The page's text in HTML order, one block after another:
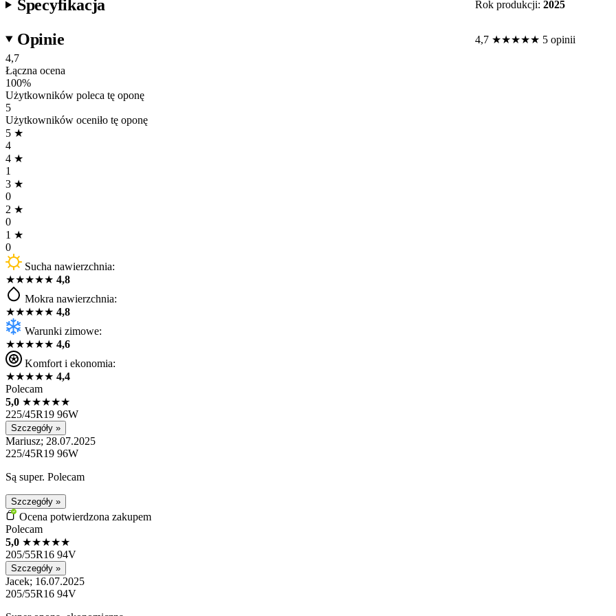
Specyfikacja Rok produkcji: 2025
Opinie 4,7 ★★★★★ 5 opinii
4,7
Łączna ocena
100%
Użytkowników poleca tę oponę
5
Użytkowników oceniło tę oponę
5 ★
4
4 ★
1
3 ★
0
2 ★
0
1 ★
0
Sucha nawierzchnia:
★★★★★ 4,8
Mokra nawierzchnia:
★★★★★ 4,8
Warunki zimowe:
★★★★★ 4,6
Komfort i ekonomia:
★★★★★ 4,4
Polecam
5,0 ★★★★★
225/45R19 96W
Szczegóły »
Mariusz; 28.07.2025
225/45R19 96W
Są super. Polecam
Szczegóły »
Ocena potwierdzona zakupem
Polecam
5,0 ★★★★★
205/55R16 94V
Szczegóły »
Jacek; 16.07.2025
205/55R16 94V